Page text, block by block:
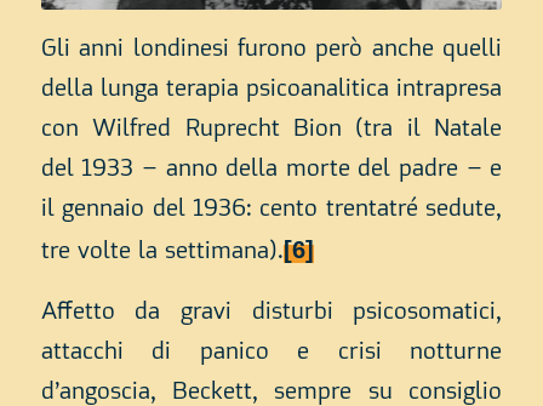
Gli anni londinesi furono però anche quelli
della lunga terapia psicoanalitica intrapresa
con Wilfred Ruprecht Bion (tra il Natale
del 1933 – anno della morte del padre – e
il gennaio del 1936: cento trentatré sedute,
tre volte la settimana).[6]
Affetto da gravi disturbi psicosomatici,
attacchi di panico e crisi notturne
d’angoscia, Beckett, sempre su consiglio